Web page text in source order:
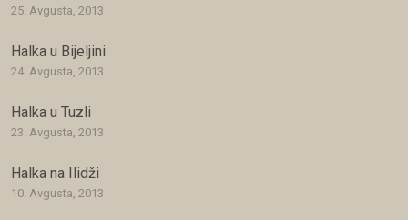
25. Avgusta, 2013
Halka u Bijeljini
24. Avgusta, 2013
Halka u Tuzli
23. Avgusta, 2013
Halka na Ilidži
10. Avgusta, 2013